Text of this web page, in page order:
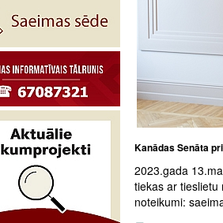
Kanādas Senāta
2023.gada
tiekas ar tieslietu
noteikumi: